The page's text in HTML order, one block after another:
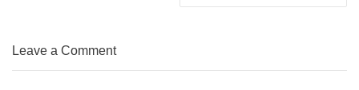
Leave a Comment